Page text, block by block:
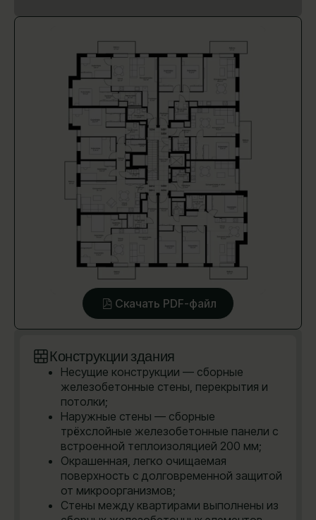
Скачать PDF-файл
Конструкции здания
Несущие конструкции — сборные
железобетонные стены, перекрытия и
потолки;
Наружные стены — сборные
трёхслойные железобетонные панели с
встроенной теплоизоляцией 200 мм;
Окрашенная, легко очищаемая
поверхность с долговременной защитой
от микроорганизмов;
Стены между квартирами выполнены из